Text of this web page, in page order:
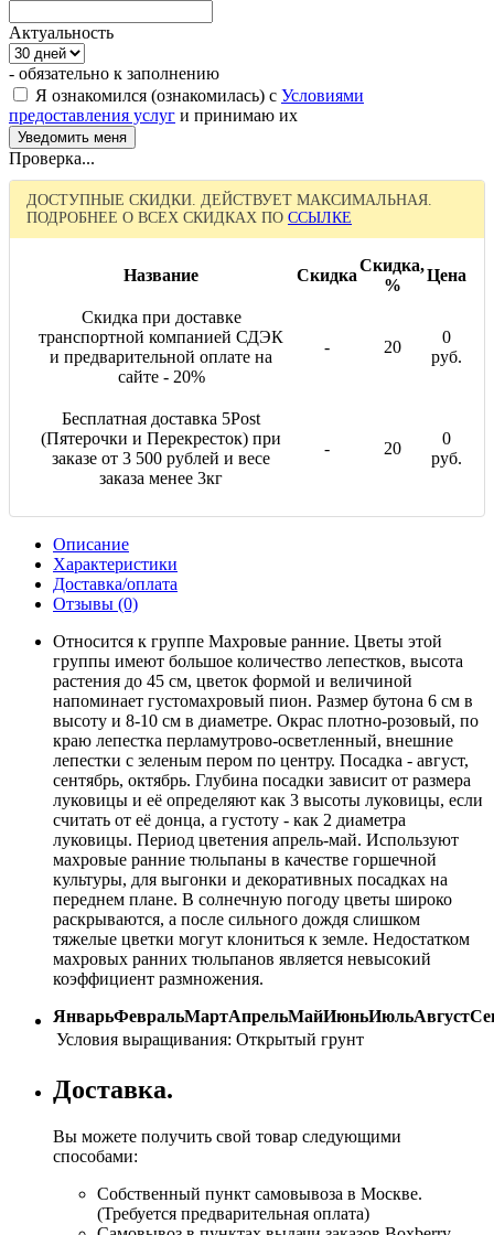
Актуальность
- обязательно к заполнению
Я ознакомился (ознакомилась) с Условиями
предоставления услуг и принимаю их
Проверка...
ДОСТУПНЫЕ СКИДКИ. ДЕЙСТВУЕТ МАКСИМАЛЬНАЯ.
ПОДРОБНЕЕ О ВСЕХ СКИДКАХ ПО ССЫЛКЕ
Название Скидка
Скидка,
%
Цена
Скидка при доставке
транспортной компанией СДЭК
и предварительной оплате на
сайте - 20%
- 20
0
руб.
Бесплатная доставка 5Post
(Пятерочки и Перекресток) при
заказе от 3 500 рублей и весе
заказа менее 3кг
- 20
0
руб.
Описание
Характеристики
Доставка/оплата
Отзывы (0)
Относится к группе Махровые ранние. Цветы этой
группы имеют большое количество лепестков, высота
растения до 45 см, цветок формой и величиной
напоминает густомахровый пион. Размер бутона 6 см в
высоту и 8-10 см в диаметре. Окрас плотно-розовый, по
краю лепестка перламутрово-осветленный, внешние
лепестки с зеленым пером по центру. Посадка - август,
сентябрь, октябрь. Глубина посадки зависит от размера
луковицы и её определяют как 3 высоты луковицы, если
считать от её донца, а густоту - как 2 диаметра
луковицы. Период цветения апрель-май. Используют
махровые ранние тюльпаны в качестве горшечной
культуры, для выгонки и декоративных посадках на
переднем плане. В солнечную погоду цветы широко
раскрываются, а после сильного дождя слишком
тяжелые цветки могут клониться к земле. Недостатком
махровых ранних тюльпанов является невысокий
коэффициент размножения.
ЯнварьФевральМартАпрельМайИюньИюльАвгуст
Условия выращивания: Открытый грунт
Доставка.
Вы можете получить свой товар следующими
способами:
Собственный пункт самовывоза в Москве.
(Требуется предварительная оплата)